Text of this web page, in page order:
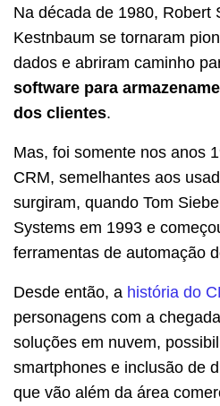
Na década de 1980, Robert
Kestnbaum se tornaram
dados e abriram caminho
software para
dos clientes.
Mas, foi somente nos anos
CRM, semelhantes aos
surgiram, quando Tom
Systems em 1993 e
ferramentas de automação
Desde então, a história do
personagens com a
soluções em nuvem,
smartphones e inclusão de
que vão além da área